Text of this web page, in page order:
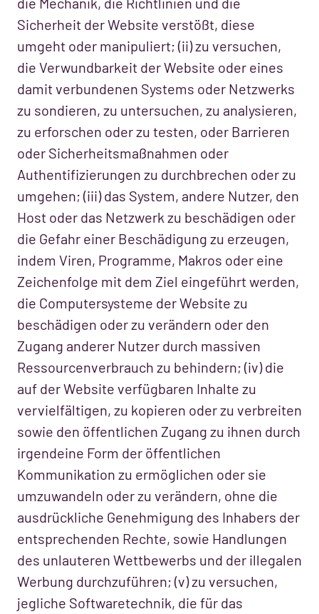
Sicherheit der Website verstößt, diese
umgeht oder manipuliert; (ii) zu versuchen,
die Verwundbarkeit der Website oder eines
damit verbundenen Systems oder Netzwerks
zu sondieren, zu untersuchen, zu analysieren,
zu erforschen oder zu testen, oder Barrieren
oder Sicherheitsmaßnahmen oder
Authentifizierungen zu durchbrechen oder zu
umgehen; (iii) das System, andere Nutzer, den
Host oder das Netzwerk zu beschädigen oder
die Gefahr einer Beschädigung zu erzeugen,
indem Viren, Programme, Makros oder eine
Zeichenfolge mit dem Ziel eingeführt werden,
die Computersysteme der Website zu
beschädigen oder zu verändern oder den
Zugang anderer Nutzer durch massiven
Ressourcenverbrauch zu behindern; (iv) die
auf der Website verfügbaren Inhalte zu
vervielfältigen, zu kopieren oder zu verbreiten
sowie den öffentlichen Zugang zu ihnen durch
irgendeine Form der öffentlichen
Kommunikation zu ermöglichen oder sie
umzuwandeln oder zu verändern, ohne die
ausdrückliche Genehmigung des Inhabers der
entsprechenden Rechte, sowie Handlungen
des unlauteren Wettbewerbs und der illegalen
Werbung durchzuführen; (v) zu versuchen,
jegliche Softwaretechnik, die für das